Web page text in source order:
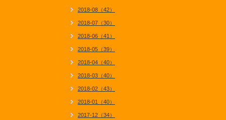
2018-08（42）
2018-07（30）
2018-06（41）
2018-05（39）
2018-04（40）
2018-03（40）
2018-02（43）
2018-01（40）
2017-12（34）